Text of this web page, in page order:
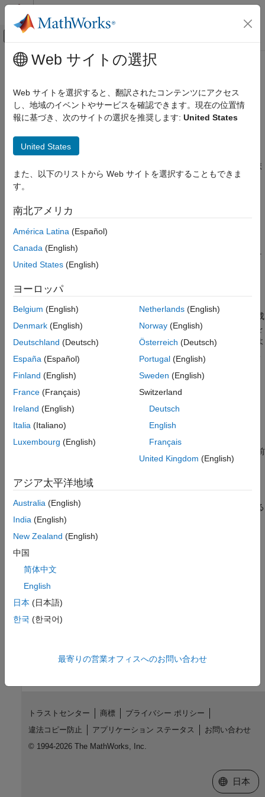
コンテンツへスキップ
オフキャンバス ナビゲーション メ
ドキュメンテーションのホーム
カテゴリ
Curve Fitting Toolbox
Deep Learning Toolbox
Statistics and Machine Learning Toolbox
Text Analytics Toolbox
Text Analytics Toolbox 入門
テキスト データの準備
モデル化と予測
表示とプレゼンテーション
言語サポート
メインコンテンツ
Text Analytics Toolbox
テキスト データの解析とモデル化
リリース ノート
PDF 版ドキュメンテーション
Text Analytics Toolbox™ は、テキスト データの前処理、解析、
モデル化のためのアルゴリズムと可視化を提供します。ツールボ
ックスで作成されたモデルは、センチメント分析、予知保全、ト
ピック モデリングなどの用途で使用できます。
Text Analytics Toolbox には、装置のログ、ニュース フィード、
アンケート、オペレーター レポート、ソーシャル メディアなど
す。一般的なファイル形式からテキストを抽出し、生テキストを
前処理し、個々の単語を抽出し、テキストを数値表現に変換し、
スターを検出し、高次元のテキスト データセットから特徴を作成
することができます。Text Analytics Toolbox で作成された特徴を
他のデータ ソースの特徴と組み合わせて、テキスト、数値、およ
とができます。
Text Analytics Toolbox 入門
Text Analytics Toolbox の基礎を学ぶ
テキスト データの準備
にインポートして、解析のために前
モデル化と予測
トピック モデルと単語埋め込みを使用して予測モデルを開発する
表示とプレゼンテーション
ワード クラウドとテキスト散布図を使用してテキスト データと
言語サポート
Text Analytics Toolbox での言語サポートに関する情報
Web サイトの選択
Web サイトを選択すると、翻訳されたコンテンツにアクセス
し、地域のイベントやサービスを確認できます。現在の位置情
報に基づき、次のサイトの選択を推奨します: United States
United States
また、以下のリストから Web サイトを選択することもできま
す。
南北アメリカ
América Latina (Español)
Canada (English)
United States (English)
ヨーロッパ
Belgium (English)
Denmark (English)
Deutschland (Deutsch)
España (Español)
Finland (English)
France (Français)
Ireland (English)
Italia (Italiano)
Luxembourg (English)
Netherlands(English)
Norway(English)
Österreich (Deutsch)
Portugal(English)
Sweden (English)
Switzerland
Deutsch
English
Français
United Kingdom (English)
アジア太平洋地域
Australia (English)
India (English)
New Zealand (English)
中国
简体中文
English
日本 (日本語)
한국 (한국어)
最寄りの営業オフィスへのお問い合わせ
トラストセンター 商標
プライバシー ポリシー
違法コピー防止
アプリケーション ステータス
お問い合わせ
© 1994-2026 The MathWorks, Inc.
Web サイ
日本